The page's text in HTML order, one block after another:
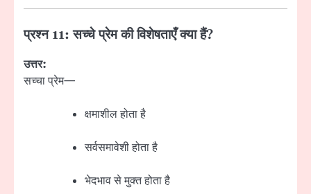
प्रश्न 11: सच्चे प्रेम की विशेषताएँ क्या हैं?
उत्तर:
सच्चा प्रेम—
क्षमाशील होता है
सर्वसमावेशी होता है
भेदभाव से मुक्त होता है